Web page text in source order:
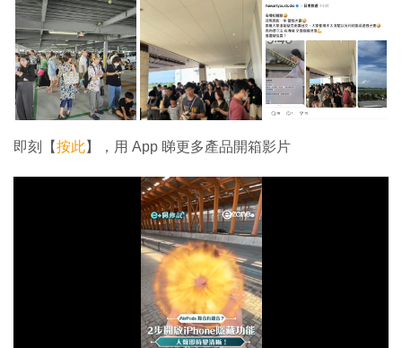
即刻【按此】，用 App 睇更多產品開箱影片